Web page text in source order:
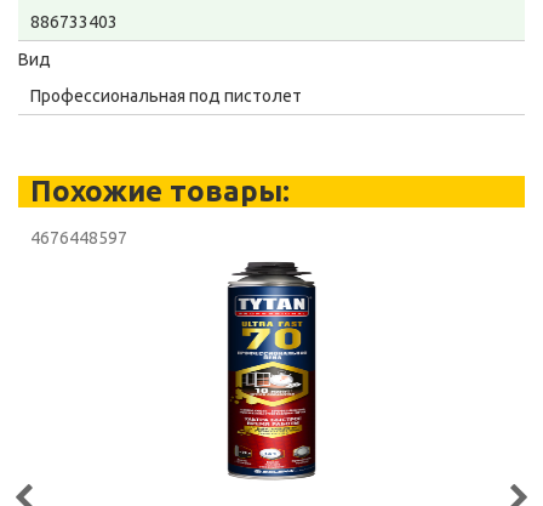
886733403
Вид
Профессиональная под пистолет
Похожие товары:
4676448597